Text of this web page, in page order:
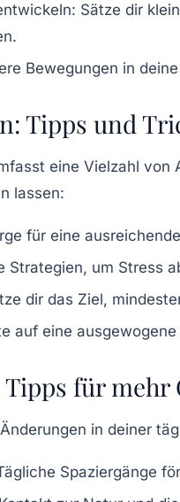
Sätze dir
Bewegungen in
Tipps und
eine Vielzahl von
lassen:
für eine
Strategien, um Stress
dir das Ziel,
auf eine
Tipps für
in deiner
Spaziergänge